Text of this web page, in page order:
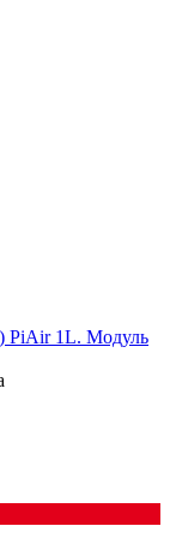
PiAir 1L. Модуль